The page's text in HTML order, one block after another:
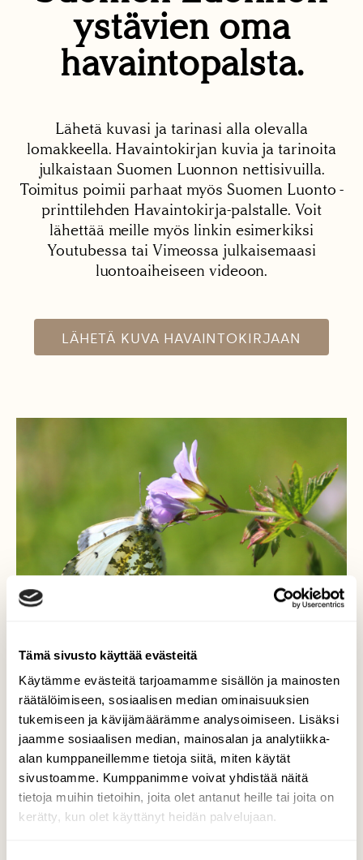
Tämä sivusto käyttää evästeitä
Käytämme evästeitä tarjoamamme sisällön ja mainosten
räätälöimiseen, sosiaalisen median ominaisuuksien
tukemiseen ja kävijämäärämme analysoimiseen. Lisäksi
jaamme sosiaalisen median, mainosalan ja analytiikka-
alan kumppaneillemme tietoja siitä, miten käytät
sivustoamme. Kumppanimme voivat yhdistää näitä
tietoja muihin tietoihin, joita olet antanut heille tai joita on
kerätty, kun olet käyttänyt heidän palvelujaan.
ystävien oma
havaintopalsta.
Lähetä kuvasi ja tarinasi alla olevalla
lomakkeella. Havaintokirjan kuvia ja tarinoita
julkaistaan Suomen Luonnon nettisivuilla.
Toimitus poimii parhaat myös Suomen Luonto -
printtilehden Havaintokirja-palstalle. Voit
lähettää meille myös linkin esimerkiksi
Youtubessa tai Vimeossa julkaisemaasi
luontoaiheiseen videoon.
LÄHETÄ KUVA HAVAINTOKIRJAAN
Auroraperhosnaaras
10.6. auroraperhosia lenteli Muhoksen
lehtojensuojelualueella ja sen tuntumassa.
Ne näyttivät viihtyvän erityisesti
metsäkurjenpolven kukilla.